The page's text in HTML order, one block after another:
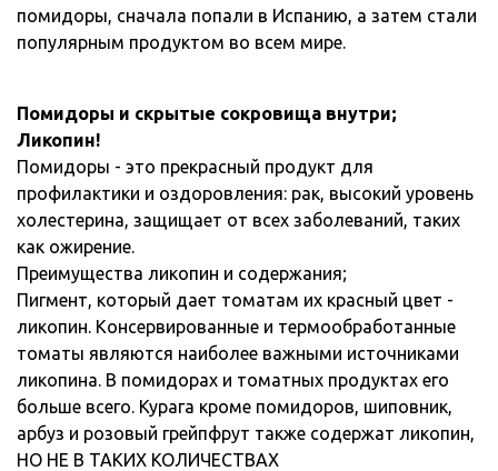
помидоры, сначала попали в Испанию, а затем стали
популярным продуктом во всем мире.
Помидоры и скрытые сокровища внутри;
Ликопин!
Помидоры - это прекрасный продукт для
профилактики и оздоровления: рак, высокий уровень
холестерина, защищает от всех заболеваний, таких
как ожирение.
Преимущества ликопин и содержания;
Пигмент, который дает томатам их красный цвет -
ликопин. Консервированные и термообработанные
томаты являются наиболее важными источниками
ликопина. В помидорах и томатных продуктах его
больше всего. Курага кроме помидоров, шиповник,
арбуз и розовый грейпфрут также содержат ликопин,
НО НЕ В ТАКИХ КОЛИЧЕСТВАХ